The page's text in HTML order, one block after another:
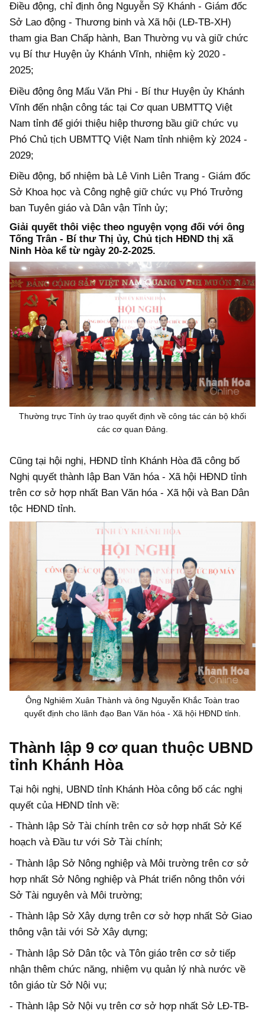
Điều động, chỉ định ông Nguyễn Sỹ Khánh - Giám đốc
Sở Lao động - Thương binh và Xã hội (LĐ-TB-XH)
tham gia Ban Chấp hành, Ban Thường vụ và giữ chức
vụ Bí thư Huyện ủy Khánh Vĩnh, nhiệm kỳ 2020 -
2025;
Điều động ông Mấu Văn Phi - Bí thư Huyện ủy Khánh
Vĩnh đến nhận công tác tại Cơ quan UBMTTQ Việt
Nam tỉnh để giới thiệu hiệp thương bầu giữ chức vụ
Phó Chủ tịch UBMTTQ Việt Nam tỉnh nhiệm kỳ 2024 -
2029;
Điều động, bổ nhiệm bà Lê Vinh Liên Trang - Giám đốc
Sở Khoa học và Công nghệ giữ chức vụ Phó Trưởng
ban Tuyên giáo và Dân vận Tỉnh ủy;
Giải quyết thôi việc theo nguyện vọng đối với ông
Tống Trân - Bí thư Thị ủy, Chủ tịch HĐND thị xã
Ninh Hòa kể từ ngày 20-2-2025.
Thường trực Tỉnh ủy trao quyết định về công tác cán bộ khối
các cơ quan Đảng.
Cũng tại hội nghị, HĐND tỉnh Khánh Hòa đã công bố
Nghị quyết thành lập Ban Văn hóa - Xã hội HĐND tỉnh
trên cơ sở hợp nhất Ban Văn hóa - Xã hội và Ban Dân
tộc HĐND tỉnh.
Ông Nghiêm Xuân Thành và ông Nguyễn Khắc Toàn trao
quyết định cho lãnh đạo Ban Văn hóa - Xã hội HĐND tỉnh.
Thành lập 9 cơ quan thuộc UBND
tỉnh Khánh Hòa
Tại hội nghị, UBND tỉnh Khánh Hòa công bố các nghị
quyết của HĐND tỉnh về:
- Thành lập Sở Tài chính trên cơ sở hợp nhất Sở Kế
hoạch và Đầu tư với Sở Tài chính;
- Thành lập Sở Nông nghiệp và Môi trường trên cơ sở
hợp nhất Sở Nông nghiệp và Phát triển nông thôn với
Sở Tài nguyên và Môi trường;
- Thành lập Sở Xây dựng trên cơ sở hợp nhất Sở Giao
thông vận tải với Sở Xây dựng;
- Thành lập Sở Dân tộc và Tôn giáo trên cơ sở tiếp
nhận thêm chức năng, nhiệm vụ quản lý nhà nước về
tôn giáo từ Sở Nội vụ;
- Thành lập Sở Nội vụ trên cơ sở hợp nhất Sở LĐ-TB-